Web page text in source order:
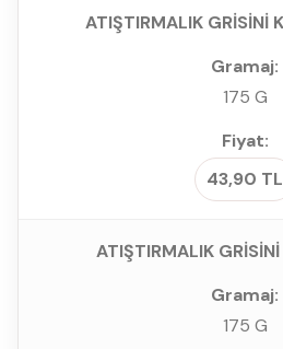
ATIŞTIRMALIK GRİSİNİ
175 G
43,90 TL
ATIŞTIRMALIK
175 G